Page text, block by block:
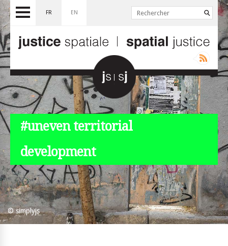
© simplyjs
FR EN
#uneven territorial
development